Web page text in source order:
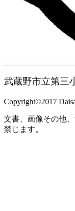
武蔵野市立第三
Copyright©2017
文書、画像その他
禁じます。